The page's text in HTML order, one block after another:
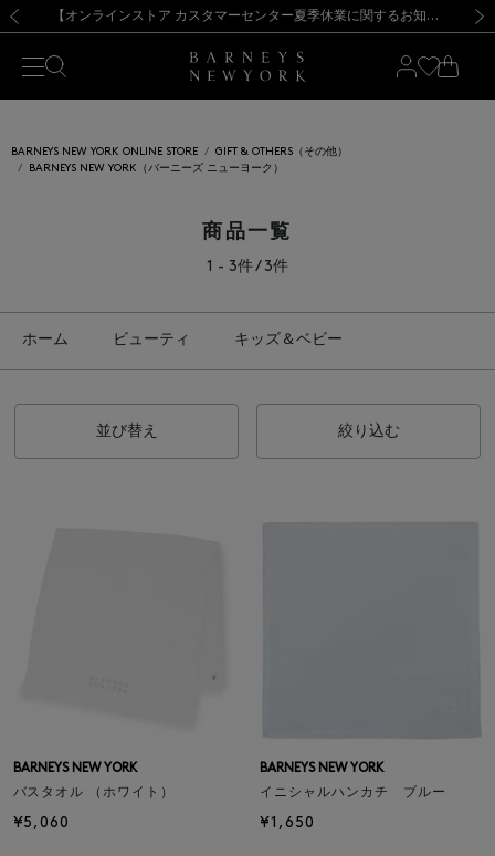
新規登録のお客様も対象！＜MY BARNEYS＞会員のお客様は11,000円（税込）以上のお買上げで常時送料無料！お買い物の際は会員登録を！
【夏季休業に伴う出荷一時停止のお知らせ】(2026.8.7) 【オンラインストア カスタマーセンター夏季休業に関するお知らせ】（2026.8.7）
【夏季休業に伴う返品・交換承り一時停止のお知らせ】（2026.8.5）
熊本県を中心とした地震の影響によるお荷物のお届けについて
【開催中】SUMMER SALEのご案内・ご注意事項 新規登録のお客様も対象！＜MY BARNEYS＞会員のお客様は11,000円（税込）以上のお買上げで常時送料無料！お買い物の際は会員登録を！
【夏季休業に伴う出荷一時停止のお知らせ】(2026.8.7)
BARNEYS NEW YORK ONLINE STORE
GIFT & OTHERS（その他）
BARNEYS NEW YORK（バーニーズ ニューヨーク）
商品一覧
1 - 3件 / 3件
ホーム ビューティ キッズ＆ベビー
並び替え 絞り込む
BARNEYS NEW YORK
バスタオル （ホワイト）
¥5,060
BARNEYS NEW YORK
イニシャルハンカチ ブルー
¥1,650